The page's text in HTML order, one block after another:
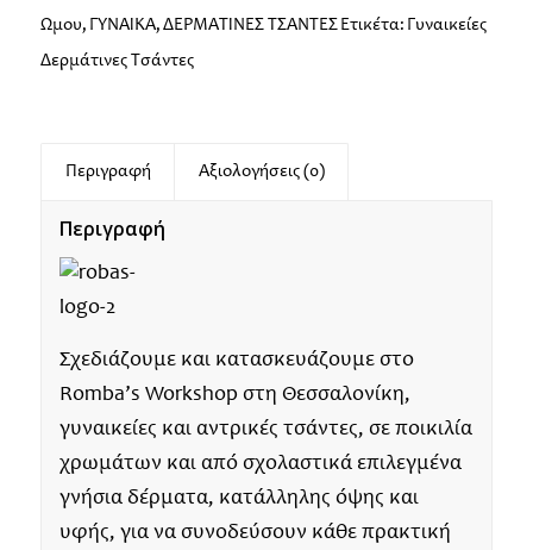
Ώμου, ΓΥΝΑΙΚΑ, ΔΕΡΜΑΤΙΝΕΣ ΤΣΑΝΤΕΣ Ετικέτα: Γυναικείες
Δερμάτινες Τσάντες
Περιγραφή Αξιολογήσεις (0)
Περιγραφή
Σχεδιάζουμε και κατασκευάζουμε στο
Romba’s Workshop στη Θεσσαλονίκη,
γυναικείες και αντρικές τσάντες, σε ποικιλία
χρωμάτων και από σχολαστικά επιλεγμένα
γνήσια δέρματα, κατάλληλης όψης και
υφής, για να συνοδεύσουν κάθε πρακτική